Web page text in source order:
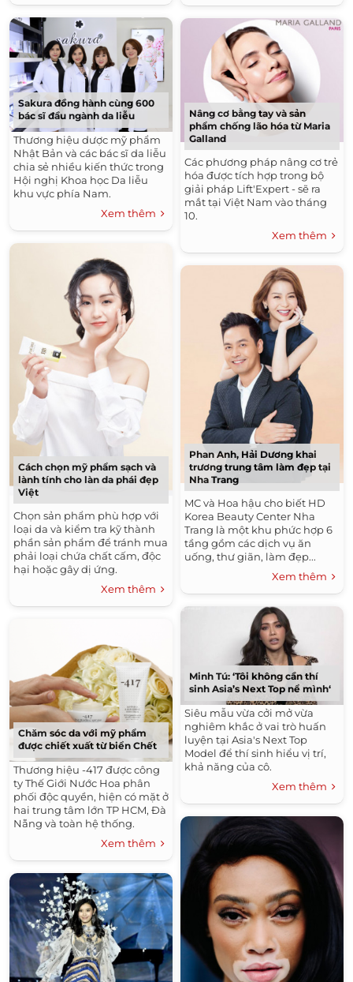
Sakura đồng hành cùng 600
bác sĩ đầu ngành da liễu
Thương hiệu dược mỹ phẩm
Nhật Bản và các bác sĩ da liễu
chia sẻ nhiều kiến thức trong
Hội nghị Khoa học Da liễu
khu vực phía Nam.
Xem thêm
Cách chọn mỹ phẩm sạch và
lành tính cho làn da phái đẹp
Việt
Chọn sản phẩm phù hợp với
loại da và kiểm tra kỹ thành
phần sản phẩm để tránh mua
phải loại chứa chất cấm, độc
hại hoặc gây dị ứng.
Xem thêm
Chăm sóc da với mỹ phẩm
được chiết xuất từ biển Chết
Thương hiệu -417 được công
ty Thế Giới Nước Hoa phân
phối độc quyền, hiện có mặt ở
hai trung tâm lớn TP HCM, Đà
Nẵng và toàn hệ thống.
Xem thêm
Nâng cơ bằng tay và sản
phẩm chống lão hóa từ Maria
Galland
Các phương pháp nâng cơ trẻ
hóa được tích hợp trong bộ
giải pháp Lift'Expert - sẽ ra
mắt tại Việt Nam vào tháng
10.
Xem thêm
Phan Anh, Hải Dương khai
trương trung tâm làm đẹp tại
Nha Trang
MC và Hoa hậu cho biết HD
Korea Beauty Center Nha
Trang là một khu phức hợp 6
tầng gồm các dịch vụ ăn
uống, thư giãn, làm đẹp...
Xem thêm
Minh Tú: ‘Tôi không cần thí
sinh Asia’s Next Top nể mình‘
Siêu mẫu vừa cởi mở vừa
nghiêm khắc ở vai trò huấn
luyện tại Asia's Next Top
Model để thí sinh hiểu vị trí,
khả năng của cô.
Xem thêm